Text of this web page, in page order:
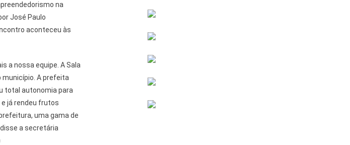
na
José Paulo
aconteceu às
a nossa equipe. A Sala
município. A prefeita
total autonomia para
e já rendeu frutos
uma gama de
a secretária